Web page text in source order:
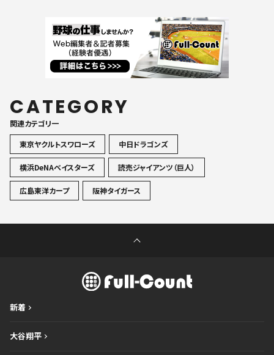
CATEGORY
関連カテゴリ一
東京ヤクルトスワローズ
中日ドラゴンズ
横浜DeNAベイスターズ 読売ジャイアンツ（巨人）
広島東洋カープ 阪神タイガース
新着
大谷翔平